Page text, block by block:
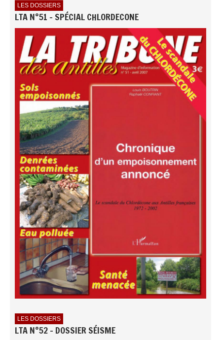
LES DOSSIERS
LTA N°51 - SPÉCIAL CHLORDECONE
LES DOSSIERS
LTA N°52 - DOSSIER SÉISME